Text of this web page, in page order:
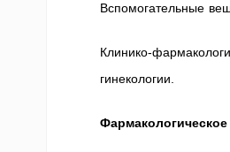
Вспомогательные
Клинико-
гинекологии.